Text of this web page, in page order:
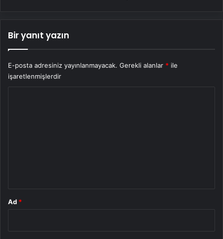
Bir yanıt yazın
E-posta adresiniz yayınlanmayacak. Gerekli alanlar * ile
işaretlenmişlerdir
Ad *